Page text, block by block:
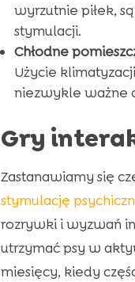
wyrzutnie piłek,
stymulacji.
Chłodne
Użycie
niezwykle ważne
Gry
Zastanawiamy się
stymulację
rozrywki i wyzwań
utrzymać psy w
miesięcy, kiedy